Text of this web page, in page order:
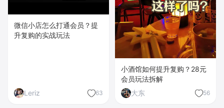
微信小店怎么打通会员？提
升复购的实战玩法
Leriz 63
小酒馆如何提升复购？28元
会员玩法拆解
大东
56